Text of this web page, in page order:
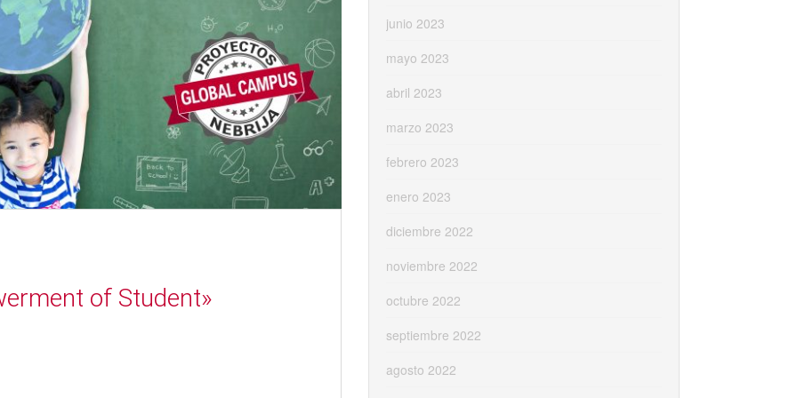
of Student»
junio 2023
mayo 2023
abril 2023
marzo 2023
febrero 2023
enero 2023
diciembre 2022
noviembre 2022
octubre 2022
septiembre 2022
agosto 2022